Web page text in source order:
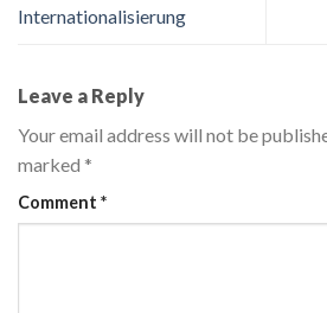
Internationalisierung
Leave a Reply
Your email address will not be
marked *
Comment *